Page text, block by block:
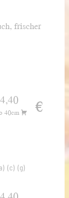
frischer
40cm €
c g